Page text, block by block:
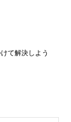
て解決しよう